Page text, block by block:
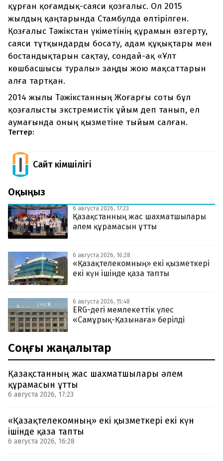
құрған қоғамдық-саяси қозғалыс. Ол 2015
жылдың қаңтарында Стамбулда өлтірілген.
Қозғалыс Тәжікстан үкіметінің құрамын өзгерту,
саяси тұтқындарды босату, адам құқықтары мен
бостандықтарын сақтау, сондай-ақ «Ұлт
көшбасшысы туралы» заңды жою мақсаттарын
алға тартқан.
2014 жылы Тәжікстанның Жоғарғы соты бұл
қозғалысты экстремистік ұйым деп танып, ел
аумағында оның қызметіне тыйым салған.
Тегтер:
Сайт Әкімшілігі
Оқыңыз
6 августа 2026, 17:23
Қазақстанның жас шахматшылары
әлем құрамасын ұтты
6 августа 2026, 16:28
«Қазақтелекомның» екі қызметкері
екі күн ішінде қаза тапты
6 августа 2026, 15:48
ERG-дегі мемлекеттік үлес
«Самұрық-Қазынаға» берілді
Соңғы жаңалықтар
Қазақстанның жас шахматшылары әлем
құрамасын ұтты
6 августа 2026, 17:23
«Қазақтелекомның» екі қызметкері екі күн
ішінде қаза тапты
6 августа 2026, 16:28